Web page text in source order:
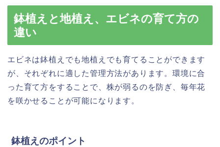
鉢植えと地植え、エビネの育て方の
違い
エビネは鉢植えでも地植えでも育てることができます
が、それぞれに適した管理方法があります。環境に合
った育て方をすることで、株が弱るのを防ぎ、毎年花
を咲かせることが可能になります。
鉢植えのポイント